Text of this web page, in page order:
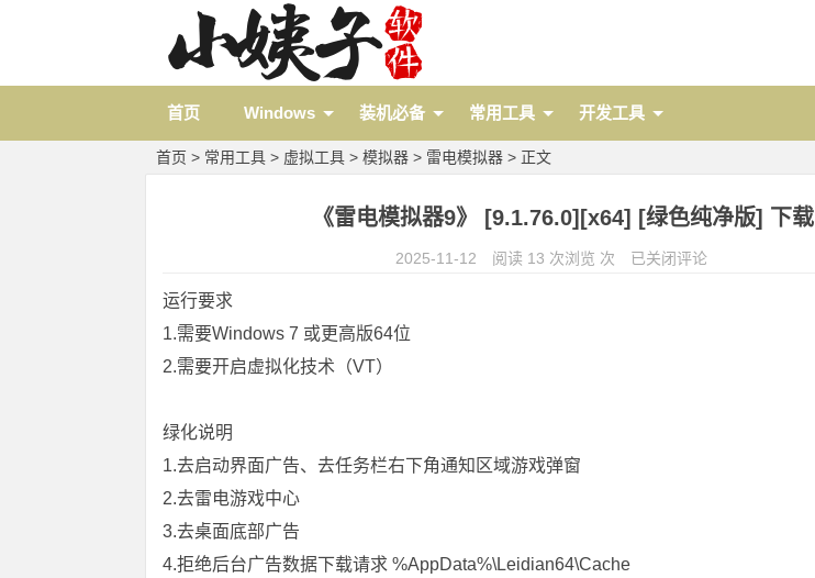
首页 Windows 装机必备 常用工具 开发工具
首页 > 常用工具 > 虚拟工具 > 模拟器 > 雷电模拟器 > 正文
《雷电模拟器9》 [9.1.76.0][x64] [绿色纯净版] 下载
2025-11-12 阅读 13 次浏览 次 已关闭评论
运行要求
1.需要Windows 7 或更高版64位
2.需要开启虚拟化技术（VT）
绿化说明
1.去启动界面广告、去任务栏右下角通知区域游戏弹窗
2.去雷电游戏中心
3.去桌面底部广告
4.拒绝后台广告数据下载请求 %AppData%\Leidian64\Cache